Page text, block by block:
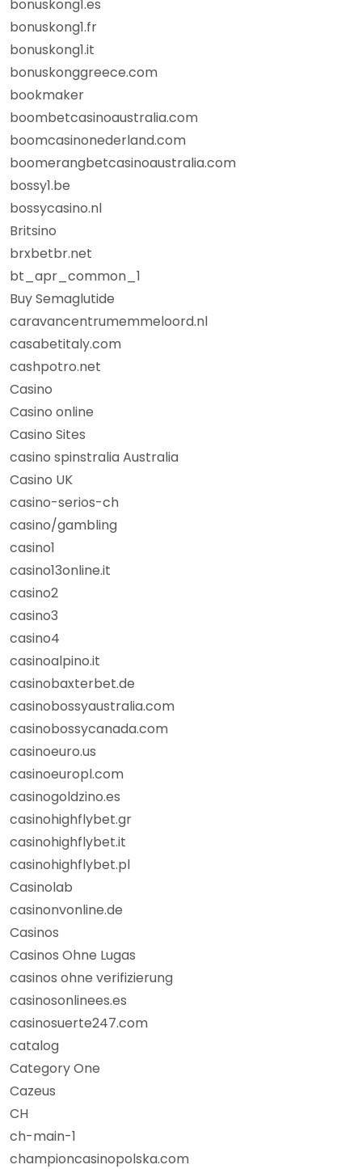
bonuskong1.es
bonuskong1.fr
bonuskong1.it
bonuskonggreece.com
bookmaker
boombetcasinoaustralia.com
boomcasinonederland.com
boomerangbetcasinoaustralia.com
bossy1.be
bossycasino.nl
Britsino
brxbetbr.net
bt_apr_common_1
Buy Semaglutide
caravancentrumemmeloord.nl
casabetitaly.com
cashpotro.net
Casino
Casino online
Casino Sites
casino spinstralia Australia
Casino UK
casino-serios-ch
casino/gambling
casino1
casino13online.it
casino2
casino3
casino4
casinoalpino.it
casinobaxterbet.de
casinobossyaustralia.com
casinobossycanada.com
casinoeuro.us
casinoeuropl.com
casinogoldzino.es
casinohighflybet.gr
casinohighflybet.it
casinohighflybet.pl
Casinolab
casinonvonline.de
Casinos
Casinos Ohne Lugas
casinos ohne verifizierung
casinosonlinees.es
casinosuerte247.com
catalog
Category One
Cazeus
CH
ch-main-1
championcasinopolska.com